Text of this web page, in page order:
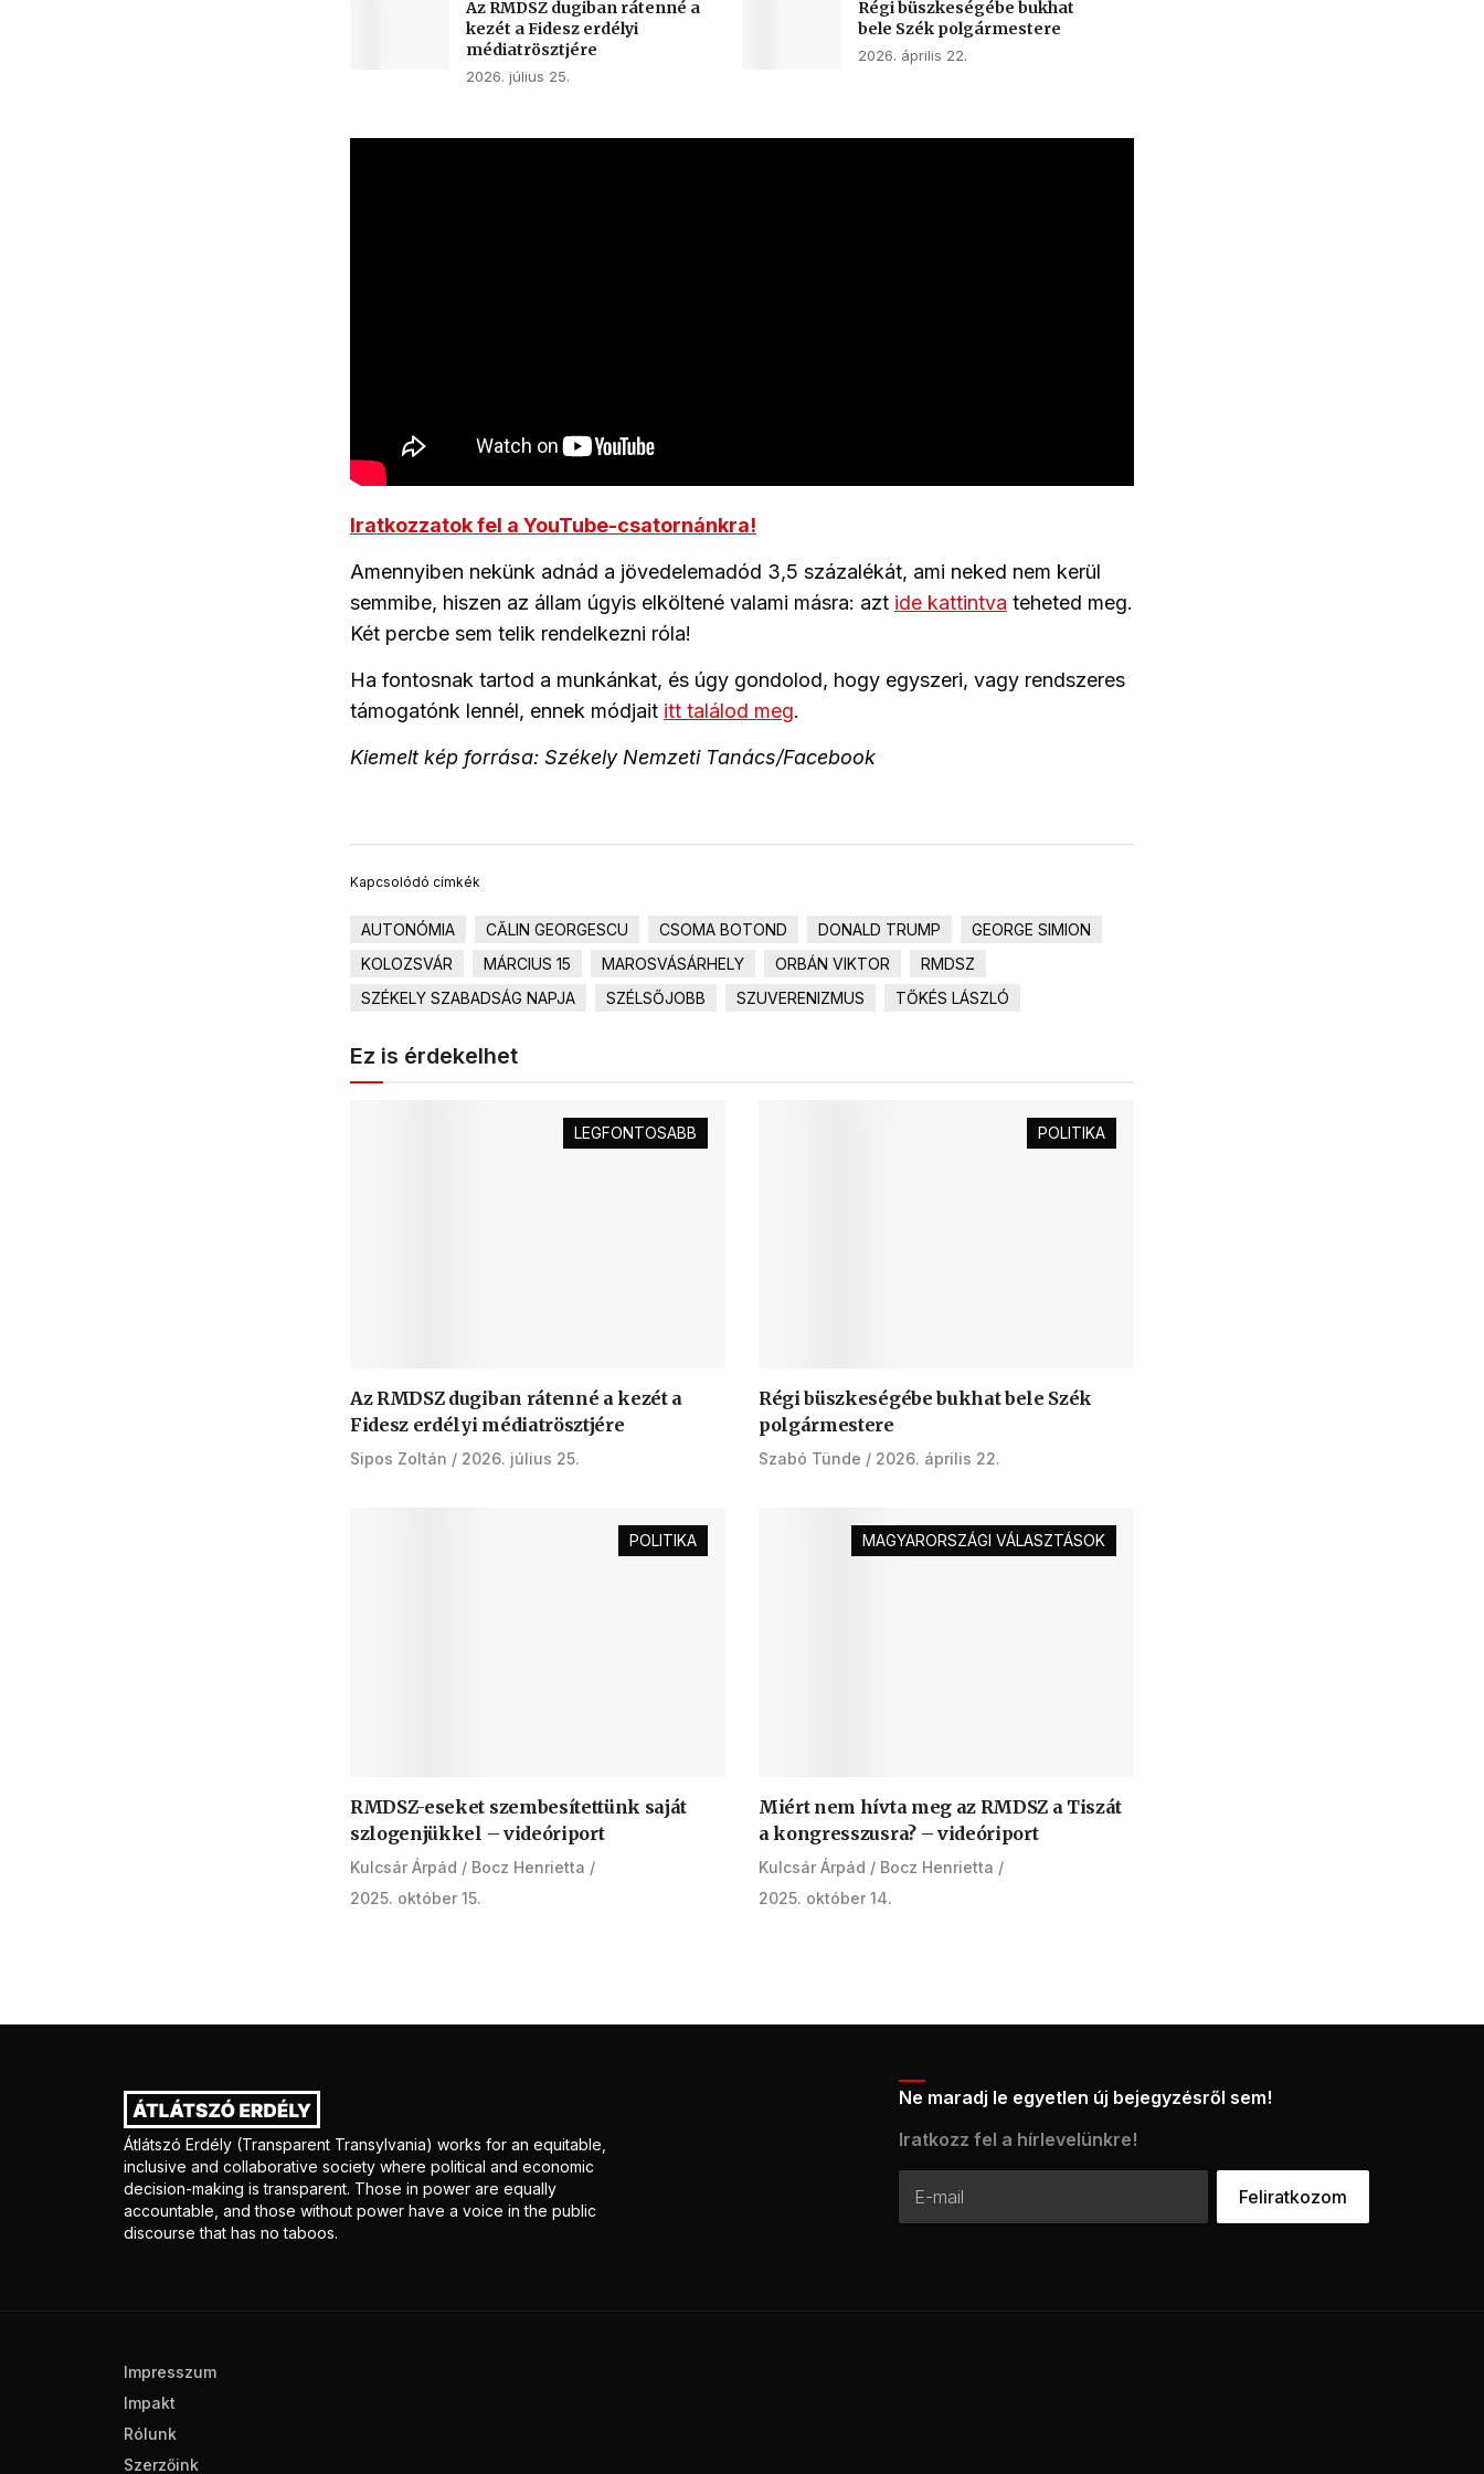
Az RMDSZ dugiban rátenné a
kezét a Fidesz erdélyi
médiatrösztjére
2026. július 25.
Régi büszkeségébe bukhat
bele Szék polgármestere
2026. április 22.
Iratkozzatok fel a YouTube-csatornánkra!
Amennyiben nekünk adnád a jövedelemadód 3,5 százalékát, ami neked nem kerül
semmibe, hiszen az állam úgyis elköltené valami másra: azt ide kattintva teheted meg.
Két percbe sem telik rendelkezni róla!
Ha fontosnak tartod a munkánkat, és úgy gondolod, hogy egyszeri, vagy rendszeres
támogatónk lennél, ennek módjait itt találod meg.
Kiemelt kép forrása: Székely Nemzeti Tanács/Facebook
Kapcsolódó címkék
AUTONÓMIA CĂLIN GEORGESCU CSOMA BOTOND DONALD TRUMP
GEORGE SIMION
KOLOZSVÁR
MÁRCIUS 15 MAROSVÁSÁRHELY ORBÁN VIKTOR
RMDSZ
SZÉKELY SZABADSÁG NAPJA
SZÉLSŐJOBB SZUVERENIZMUS TŐKÉS LÁSZLÓ
Ez is érdekelhet
LEGFONTOSABB
Az RMDSZ dugiban rátenné a kezét a
Fidesz erdélyi médiatrösztjére
Sipos Zoltán 2026. július 25.
POLITIKA
Régi büszkeségébe bukhat bele Szék
polgármestere
Szabó Tünde 2026. április 22.
POLITIKA
RMDSZ-eseket szembesítettünk saját
szlogenjükkel – videóriport
Kulcsár Árpád
Bocz Henrietta
2025. október 15.
MAGYARORSZÁGI VÁLASZTÁSOK
Miért nem hívta meg az RMDSZ a Tiszát
a kongresszusra? – videóriport
Kulcsár Árpád
Bocz Henrietta
2025. október 14.
Átlátszó Erdély (Transparent Transylvania) works for an equitable,
inclusive and collaborative society where political and economic
decision-making is transparent. Those in power are equally
accountable, and those without power have a voice in the public
discourse that has no taboos.
Ne maradj le egyetlen új bejegyzésről sem!
Iratkozz fel a hírlevelünkre!
Impresszum
Impakt
Rólunk
Szerzőink